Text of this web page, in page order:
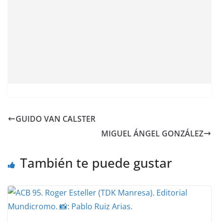
GUIDO VAN CALSTER
MIGUEL ÁNGEL GONZÁLEZ
También te puede gustar